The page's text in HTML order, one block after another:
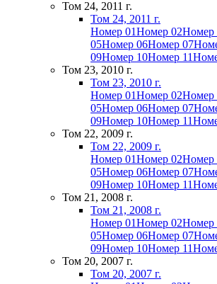
Том 24, 2011 г.
Том 24, 2011 г.
Номер 01Номер 02Номер
05Номер 06Номер 07
09Номер 10Номер 11
Том 23, 2010 г.
Том 23, 2010 г.
Номер 01Номер 02Номер
05Номер 06Номер 07
09Номер 10Номер 11
Том 22, 2009 г.
Том 22, 2009 г.
Номер 01Номер 02Номер
05Номер 06Номер 07
09Номер 10Номер 11
Том 21, 2008 г.
Том 21, 2008 г.
Номер 01Номер 02Номер
05Номер 06Номер 07
09Номер 10Номер 11
Том 20, 2007 г.
Том 20, 2007 г.